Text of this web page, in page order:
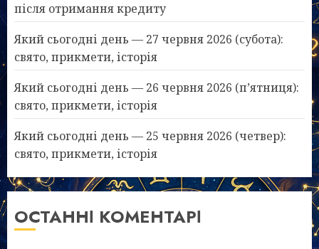
після отримання кредиту
Який сьогодні день — 27 червня 2026 (субота):
свято, прикмети, історія
Який сьогодні день — 26 червня 2026 (п’ятниця):
свято, прикмети, історія
Який сьогодні день — 25 червня 2026 (четвер):
свято, прикмети, історія
ОСТАННІ КОМЕНТАРІ